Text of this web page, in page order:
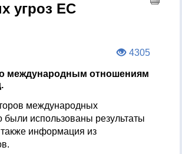
угроз ЕС
4305
международным отношениям
международных
использованы результаты
также информация из